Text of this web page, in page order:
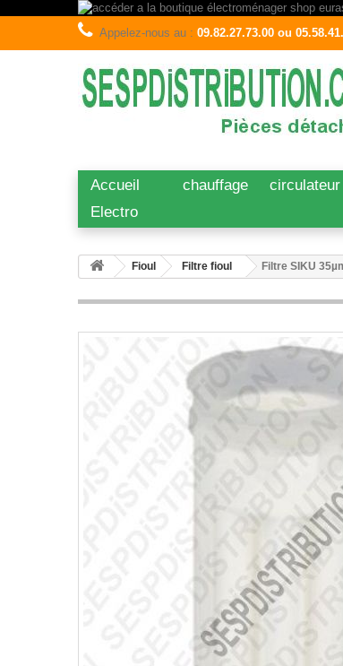
Appelez-nous au : 09.82.27.73.00 ou
Accueil chauffage circulateur
Electro
Fioul Filtre fioul Filtre SIKU